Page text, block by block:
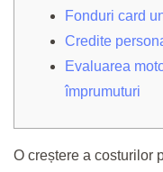
Fonduri card
Credite
Evaluarea
împrumuturi
O creștere a costurilor